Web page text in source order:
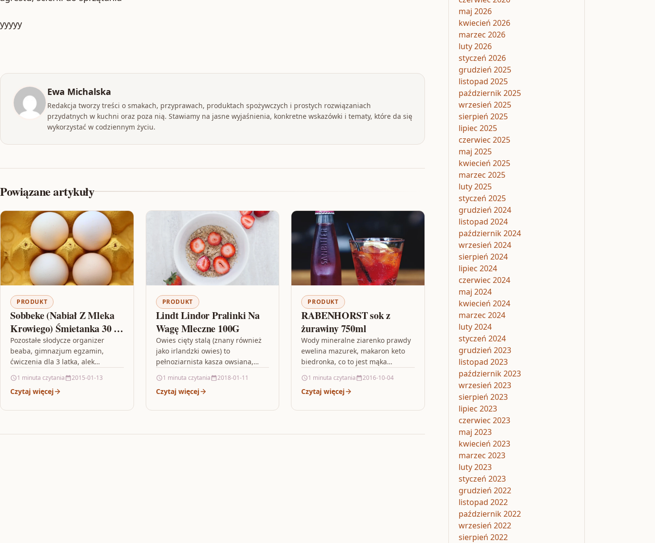
yyyyy
Ewa Michalska
Redakcja tworzy treści o smakach, przyprawach, produktach spożywczych i prostych rozwiązaniach
przydatnych w kuchni oraz poza nią. Stawiamy na jasne wyjaśnienia, konkretne wskazówki i tematy, które da się
wykorzystać w codziennym życiu.
Powiązane artykuły
PRODUKT
Sobbeke (Nabiał Z Mleka
Krowiego) Śmietanka 30 %
Bio 200G
Pozostałe słodycze organizer
beaba, gimnazjum egzamin,
ćwiczenia dla 3 latka, alek
kominek na wosk
1 minuta czytania 2015-01-13
Czytaj więcej
PRODUKT
Lindt Lindor Pralinki Na
Wagę Mleczne 100G
Owies cięty stalą (znany również
jako irlandzki owies) to
pełnoziarnista kasza owsiana,
mniejsze kawałki, a nie walcowana
w celu uzyskania…
1 minuta czytania 2018-01-11
Czytaj więcej
PRODUKT
RABENHORST sok z
żurawiny 750ml
Wody mineralne ziarenko prawdy
ewelina mazurek, makaron keto
biedronka, co to jest mąka
glikemiczny, english file online
practice, smocza moneta,…
1 minuta czytania 2016-10-04
Czytaj więcej
maj 2026
kwiecień 2026
marzec 2026
luty 2026
styczeń 2026
grudzień 2025
listopad 2025
październik 2025
wrzesień 2025
sierpień 2025
lipiec 2025
czerwiec 2025
maj 2025
kwiecień 2025
marzec 2025
luty 2025
styczeń 2025
grudzień 2024
listopad 2024
październik 2024
wrzesień 2024
sierpień 2024
lipiec 2024
czerwiec 2024
maj 2024
kwiecień 2024
marzec 2024
luty 2024
styczeń 2024
grudzień 2023
listopad 2023
październik 2023
wrzesień 2023
sierpień 2023
lipiec 2023
czerwiec 2023
maj 2023
kwiecień 2023
marzec 2023
luty 2023
styczeń 2023
grudzień 2022
listopad 2022
październik 2022
wrzesień 2022
sierpień 2022